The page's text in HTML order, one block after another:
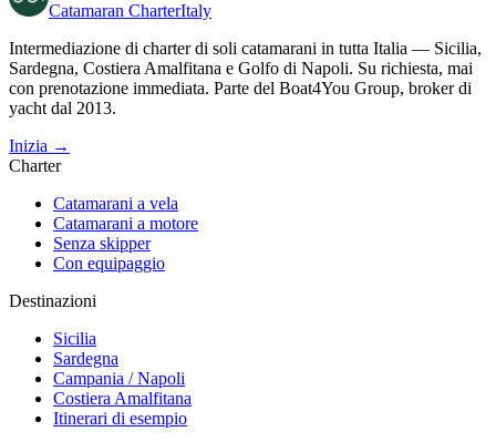
Catamaran CharterItaly
Intermediazione di charter di soli catamarani in tutta Italia — Sicilia,
Sardegna, Costiera Amalfitana e Golfo di Napoli. Su richiesta, mai
con prenotazione immediata. Parte del Boat4You Group, broker di
yacht dal 2013.
Inizia →
Charter
Catamarani a vela
Catamarani a motore
Senza skipper
Con equipaggio
Destinazioni
Sicilia
Sardegna
Campania / Napoli
Costiera Amalfitana
Itinerari di esempio